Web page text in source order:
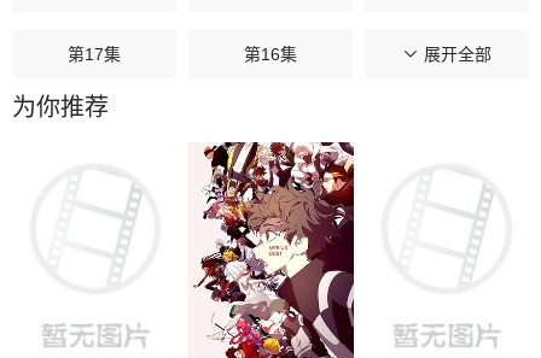
第17集 第16集 第15集
第14集
第10集
第08集 第07集 第06集
第05集 第04集 第03集
展开全部
为你推荐